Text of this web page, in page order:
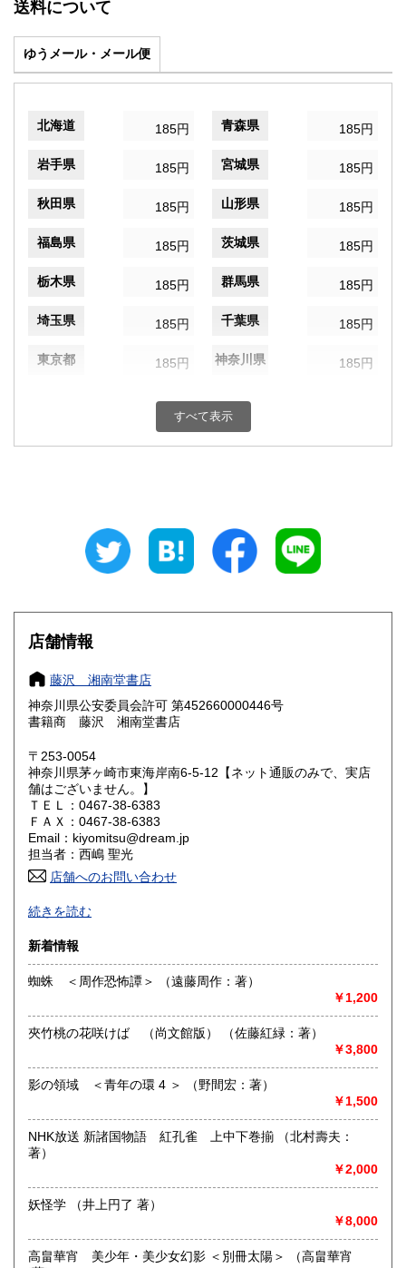
送料について
ゆうメール・メール便
北海道 185円 青森県 185円
岩手県 185円 宮城県 185円
秋田県 185円 山形県 185円
福島県 185円 茨城県 185円
栃木県 185円 群馬県 185円
埼玉県 185円 千葉県 185円
東京都 185円 神奈川県 185円
185円 富山県
185円 三重県
大阪府
奈良県
鳥取県 185円 島根県
岡山県
山口県
香川県 185円
高知県 185円
佐賀県
熊本県
宮崎県 185円 鹿児島県
185円
すべて表示
店舗情報
藤沢 湘南堂書店
神奈川県公安委員会許可 第452660000446号
書籍商 藤沢 湘南堂書店
〒253-0054
神奈川県茅ヶ崎市東海岸南6-5-12【ネット通販のみで、実店
舗はございません。】
ＴＥＬ：0467-38-6383
ＦＡＸ：0467-38-6383
Email：kiyomitsu@dream.jp
担当者：西嶋 聖光
店舗へのお問い合わせ
良書・古書とサブカルチャーの陰と陽。国史・軍事・宗教・
文芸・芸能・美術・工芸・趣味書より、CD・DVD・古書漫
の新旧書籍とおもちゃ混在乱舞のちらし寿司書店。江戸のト
ッピングもあります。
最寄駅：茅ヶ崎駅
営業時間：平日・祝日:9:00～15:00 土日:休日【※7月23日
(木)は臨時休業日とさせて頂きます。 ご不便をお掛けいたし
まして誠に申し訳ございません。】
定休日：土曜日・日曜日
書籍の買取について
-
取り扱い分野
哲学宗教、歴史、美術工芸、趣味、サブカルチャー
続きを読む
新着情報
蜘蛛 ＜周作恐怖譚＞ （遠藤周作：著）
￥1,200
夾竹桃の花咲けば （尚文館版） （佐藤紅緑：著）
￥3,800
影の領域 ＜青年の環 4 ＞ （野間宏：著）
￥1,500
NHK放送 新諸国物語 紅孔雀 上中下巻揃 （北村壽夫：
著）
￥2,000
妖怪学 （井上円了 著）
￥8,000
高畠華宵 美少年・美少女幻影 ＜別冊太陽＞ （高畠華宵